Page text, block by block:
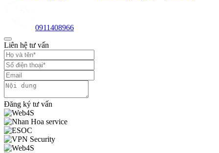
0911408966
Liên hệ tư vấn
Đăng ký tư vấn